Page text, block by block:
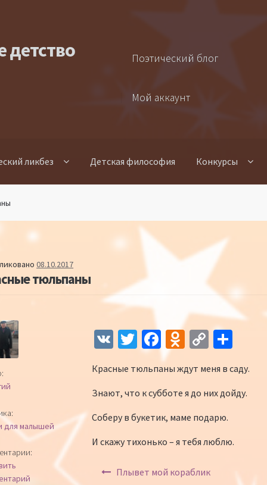
детство Поэтический блог
Мой аккаунт
ликбез Детская философия Конкурсы
08.10.2017
тюльпаны
для малышей
V T
wi
tt
er
Fa
ce
b
o
o
k
O
n
o
kl
as
sn
iki
C
p
y
Li
n
k
О
п
р
и
ть
Красные тюльпаны ждут меня в саду.
Знают, что к субботе я до них дойду.
Соберу в букетик, маме подарю.
И скажу тихонько – я тебя люблю.
Навигация по записям
Плывет мой кораблик